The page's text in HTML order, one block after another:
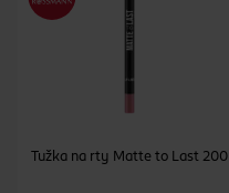
Tužka na rty Matte to Last 200